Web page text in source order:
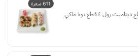
611 سعرة
٤ قطع فولكان خاص ماكي ٤ قطع ديناميت رول ٤ قطع تونا ماكي